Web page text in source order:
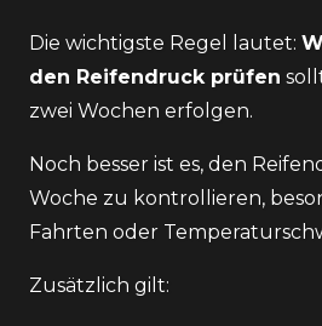
Die wichtigste Regel lautet:
den Reifendruck prüfen
zwei Wochen erfolgen.
Noch besser ist es, den
Woche zu kontrollieren,
Fahrten oder
Zusätzlich gilt: